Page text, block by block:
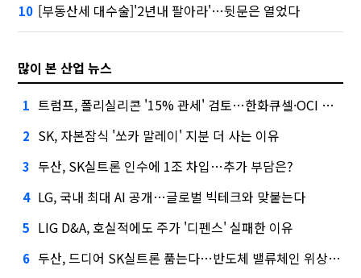
10 [부동산세 대수술]'2년내 팔아라'…뒷문은 열었다
많이 본 산업 뉴스
1 트럼프, 폴리실리콘 '15% 관세' 검토…한화큐셀·OCI 영향은?
2 SK, 자본잠식 '쏘카 말레이' 지분 더 사는 이유
3 두산, SK실트론 인수에 1조 차입…추가 부담은?
4 LG, 국내 최대 AI 공개…글로벌 빅테크와 맞붙는다
5 LIG D&A, 호실적에도 주가 '디펜스' 실패한 이유
6 두산, 드디어 SK실트론 품는다…반도체 밸류체인 위상 강화